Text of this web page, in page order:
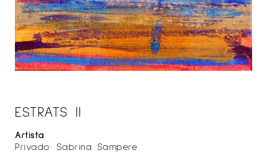
ESTRATS II
Artista
Privado: Sabrina Sampere